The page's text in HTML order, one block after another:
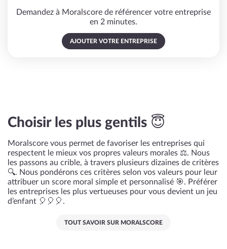
Demandez à Moralscore de référencer votre entreprise
en 2 minutes.
AJOUTER VOTRE ENTREPRISE
Choisir les plus gentils 😇
Moralscore vous permet de favoriser les entreprises qui
respectent le mieux vos propres valeurs morales ⚖️. Nous
les passons au crible, à travers plusieurs dizaines de critères
🔍. Nous pondérons ces critères selon vos valeurs pour leur
attribuer un score moral simple et personnalisé 🎯. Préférer
les entreprises les plus vertueuses pour vous devient un jeu
d’enfant 🎈🎈🎈.
TOUT SAVOIR SUR MORALSCORE